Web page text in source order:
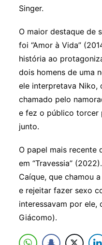
Singer.
O maior destaque de
foi “Amor à Vida”
história ao
dois homens de uma
ele interpretava Niko,
chamado pelo
e fez o público torcer
junto.
O papel mais recente
em “Travessia”
Caíque, que chamou
e rejeitar fazer sexo
interessavam por ele,
Giácomo).